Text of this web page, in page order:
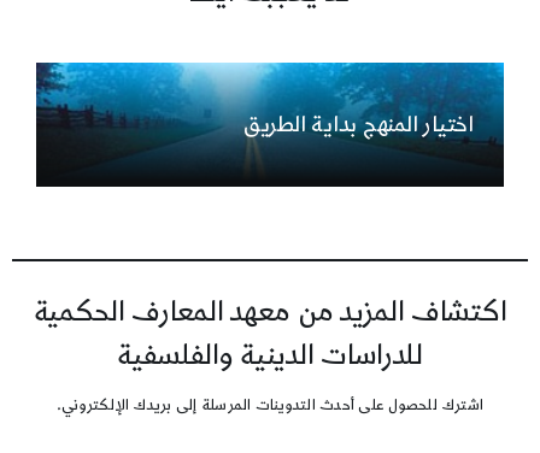
اختيار المنهج بداية الطريق
اكتشاف المزيد من معهد المعارف الحكمية
للدراسات الدينية والفلسفية
اشترك للحصول على أحدث التدوينات المرسلة إلى بريدك الإلكتروني.